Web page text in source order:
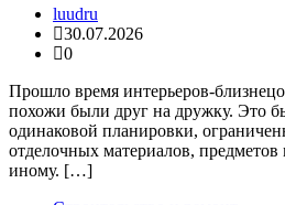
luudru
30.07.2026
0
Прошло время интерьеров-
похожи были друг на дружку. Это
одинаковой планировки,
отделочных материалов,
иному. […]